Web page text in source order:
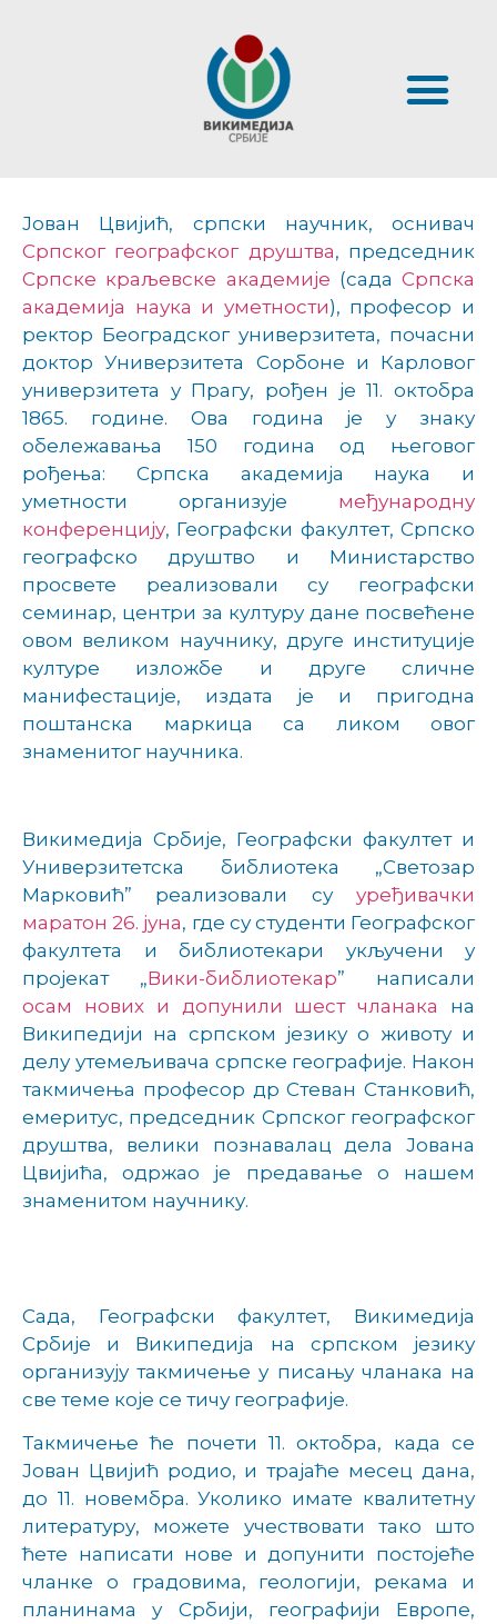
Јован Цвијић, српски научник, оснивач
Српског географског друштва, председник
Српске краљевске академије (сада Српска
академија наука и уметности), професор и
ректор Београдског универзитета, почасни
доктор Универзитета Сорбоне и Карловог
универзитета у Прагу, рођен је 11. октобра
1865. године. Ова година је у знаку
обележавања 150 година од његовог
рођења: Српска академија наука и
уметности организује међународну
конференцију, Географски факултет, Српско
географско друштво и Министарство
просвете реализовали су географски
семинар, центри за културу дане посвећене
овом великом научнику, друге институције
културе изложбе и друге сличне
манифестације, издата је и пригодна
поштанска маркица са ликом овог
знаменитог научника.
Викимедија Србије, Географски факултет и
Универзитетска библиотека „Светозар
Марковић” реализовали су уређивачки
маратон 26. јуна, где су студенти Географског
факултета и библиотекари укључени у
пројекат „Вики-библиотекар” написали
осам нових и допунили шест чланака
на
Википедији на српском језику о животу и
делу утемељивача српске географије. Након
такмичења професор др Стеван Станковић,
емеритус, председник Српског географског
друштва, велики познавалац дела Јована
Цвијића, одржао је предавање о нашем
знаменитом научнику.
Сада, Географски факултет, Викимедија
Србије и Википедија на српском језику
организују такмичење у писању чланака на
све теме које се тичу географије.
Такмичење ће почети 11. октобра, када се
Јован Цвијић родио, и трајаће месец дана,
до 11. новембра. Уколико имате квалитетну
литературу, можете учествовати тако што
ћете написати нове и допунити постојеће
чланке о градовима, геологији, рекама и
планинама у Србији, географији Европе,